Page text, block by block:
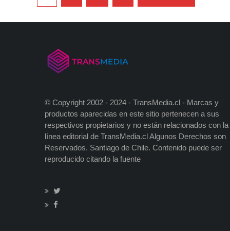
de
entradas
© Copyright 2002 - 2024 - TransMedia.cl - Marcas y
productos aparecidas en este sitio pertenecen a sus
respectivos propietarios y no están relacionados con la
línea editorial de TransMedia.cl Algunos Derechos son
Reservados. Santiago de Chile. Contenido puede ser
reproducido citando la fuente